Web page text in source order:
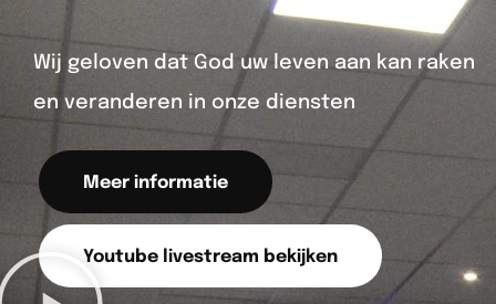
Wij geloven dat God uw leven aan kan raken
en veranderen in onze diensten
Meer informatie
Youtube livestream bekijken